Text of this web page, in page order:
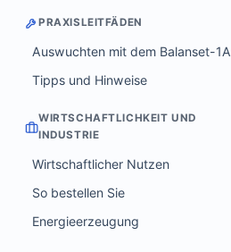
PRAXISLEITFÄDEN
Auswuchten mit dem Balanset-1A
Tipps und Hinweise
WIRTSCHAFTLICHKEIT UND
INDUSTRIE
Wirtschaftlicher Nutzen
So bestellen Sie
Energieerzeugung